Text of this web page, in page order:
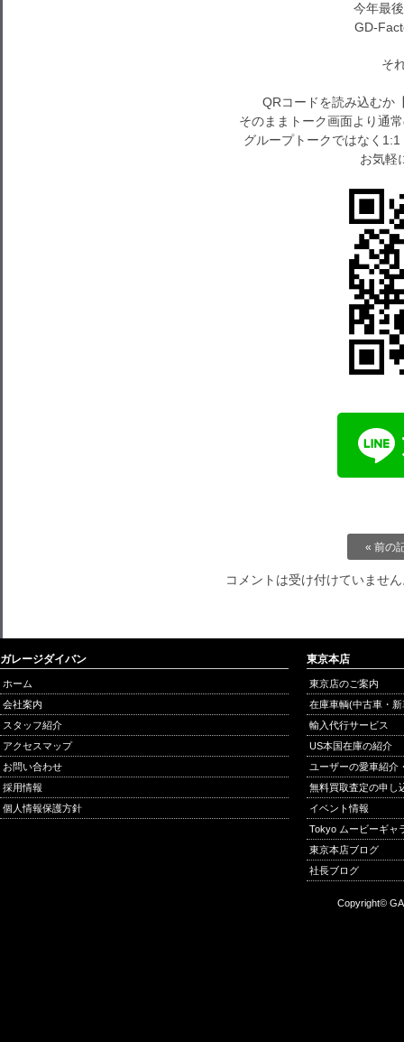
今年最
GD-
そ
QRコードを読み込むか
そのままトーク画面より通
グループトークではなく
お気軽
« 前の
コメントは受け付けていませ
ガレージダイバン
ホーム
会社案内
スタッフ紹介
アクセスマップ
お問い合わせ
採用情報
個人情報保護方針
東京本店
東京店のご案内
在庫車輌(中古車・
輸入代行サービス
US本国在庫の紹介
ユーザーの愛車紹介
無料買取査定の申し
イベント情報
Tokyo ムービーギャ
東京本店ブログ
社長ブログ
Copyright©